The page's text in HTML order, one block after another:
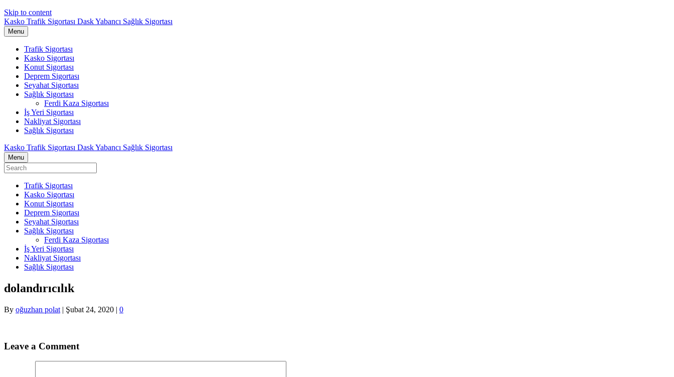
Skip to content
Kasko Trafik Sigortası Dask Yabancı Sağlık Sigortası
Menu
Trafik Sigortası
Kasko Sigortası
Konut Sigortası
Deprem Sigortası
Seyahat Sigortası
Sağlık Sigortası
Ferdi Kaza Sigortası
İş Yeri Sigortası
Nakliyat Sigortası
Sağlık Sigortası
Kasko Trafik Sigortası Dask Yabancı Sağlık Sigortası
Menu
Trafik Sigortası
Kasko Sigortası
Konut Sigortası
Deprem Sigortası
Seyahat Sigortası
Sağlık Sigortası
Ferdi Kaza Sigortası
İş Yeri Sigortası
Nakliyat Sigortası
Sağlık Sigortası
dolandırıcılık
By oğuzhan polat | Şubat 24, 2020 | 0
Leave a Comment